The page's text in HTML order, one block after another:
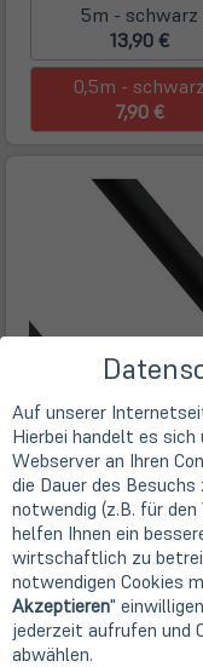
5m - schwarz
13,90 €
0,5m - schwarz
7,90 €
Auf unserer
Hierbei handelt es
Webserver an Ihren
die Dauer des
notwendig (z.B. für den
helfen Ihnen ein
wirtschaftlich zu
notwendigen Cookies
Akzeptieren"
jederzeit aufrufen und
abwählen.